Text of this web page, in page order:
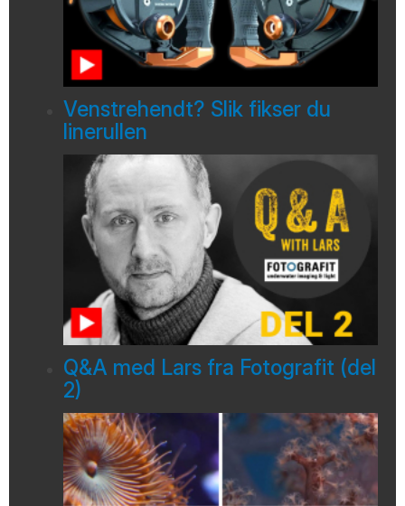
Venstrehendt? Slik fikser du
linerullen
Q&A med Lars fra Fotografit (del
2)